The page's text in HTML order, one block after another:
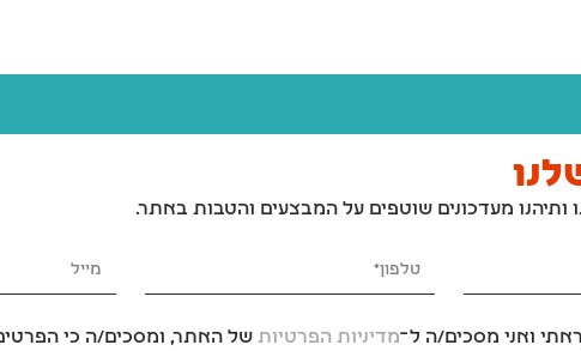
ותיהנו מעדכונים שוטפים על המבצעים והטבות באתר.
ואני מסכים/ה ל־מדיניות הפרטיות של האתר, ומסכים/ה כי